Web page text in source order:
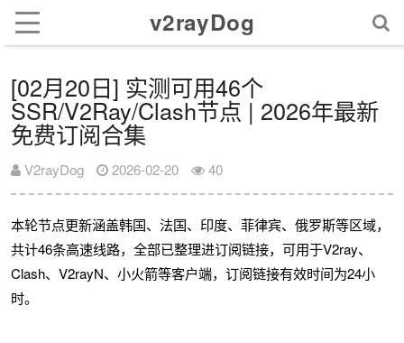
v2rayDog
[02月20日] 实测可用46个
SSR/V2Ray/Clash节点 | 2026年最新
免费订阅合集
V2rayDog 2026-02-20 40
本轮节点更新涵盖韩国、法国、印度、菲律宾、俄罗斯等区域，
共计46条高速线路，全部已整理进订阅链接，可用于V2ray、
Clash、V2rayN、小火箭等客户端，订阅链接有效时间为24小
时。